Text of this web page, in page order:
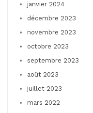
janvier 2024
décembre 2023
novembre 2023
octobre 2023
septembre 2023
août 2023
juillet 2023
mars 2022